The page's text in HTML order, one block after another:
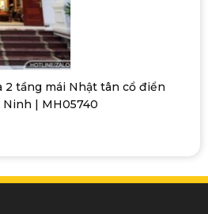
2 tầng mái Nhật tân cổ điển
| MH05740